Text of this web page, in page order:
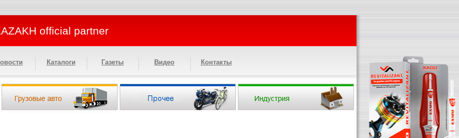
official partner
Каталоги Газеты Видео Контакты